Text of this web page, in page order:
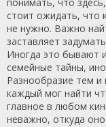
стоит ожидать, что
не нужно. Важно
заставляет
Иногда это бывают
семейные тайны,
Разнообразие тем
каждый мог найти
главное в любом
неважно, откуда